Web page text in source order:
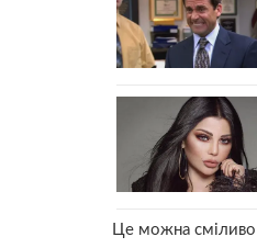
Це можна сміливо